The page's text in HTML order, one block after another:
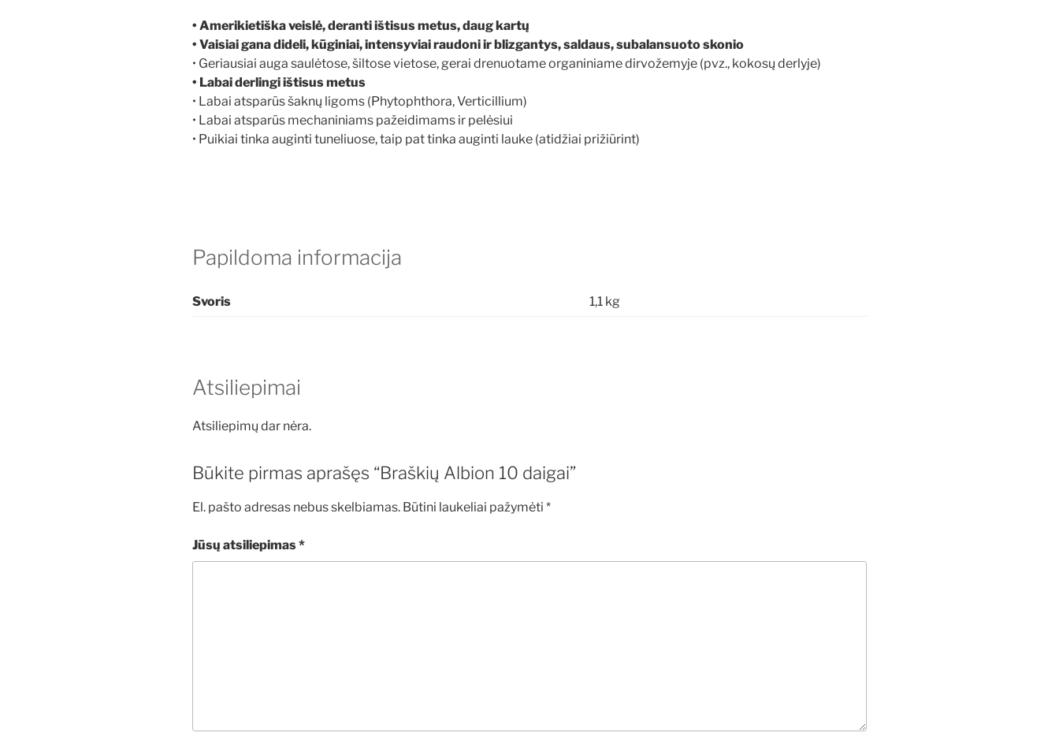
• Amerikietiška veislė, deranti ištisus metus, daug kartų
• Vaisiai gana dideli, kūginiai, intensyviai raudoni ir blizgantys, saldaus, subalansuoto skonio
• Geriausiai auga saulėtose, šiltose vietose, gerai drenuotame organiniame dirvožemyje (pvz., kokosų derlyje)
• Labai derlingi ištisus metus
• Labai atsparūs šaknų ligoms (Phytophthora, Verticillium)
• Labai atsparūs mechaniniams pažeidimams ir pelėsiui
• Puikiai tinka auginti tuneliuose, taip pat tinka auginti lauke (atidžiai prižiūrint)
Papildoma informacija
Svoris 1,1 kg
Atsiliepimai
Atsiliepimų dar nėra.
Būkite pirmas aprašęs “Braškių Albion 10 daigai”
El. pašto adresas nebus skelbiamas. Būtini laukeliai pažymėti *
Jūsų atsiliepimas*